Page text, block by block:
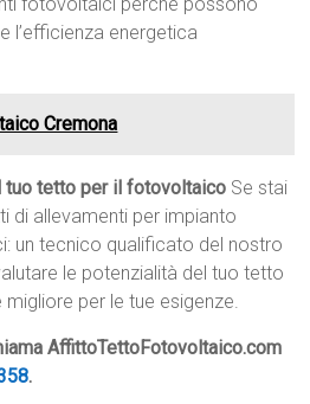
l’efficienza energetica
Cremona
tetto per il fotovoltaico Se stai
di allevamenti per impianto
un tecnico qualificato del nostro
le potenzialità del tuo tetto
per le tue esigenze.
AffittoTettoFotovoltaico.com
.